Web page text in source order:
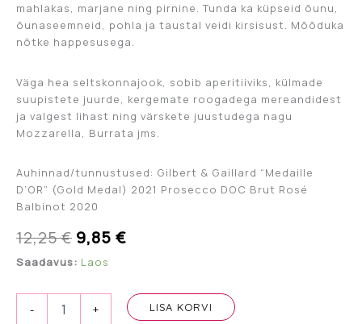
mahlakas, marjane ning pirnine. Tunda ka küpseid õunu,
õunaseemneid, pohla ja taustal veidi kirsisust. Mõõduka
nõtke happesusega.
Väga hea seltskonnajook, sobib aperitiiviks, külmade
suupistete juurde, kergemate roogadega mereandidest
ja valgest lihast ning värskete juustudega nagu
Mozzarella, Burrata jms.
Auhinnad/tunnustused: Gilbert & Gaillard “Medaille
D’OR” (Gold Medal) 2021 Prosecco DOC Brut Rosé
Balbinot 2020
12,25€ Algne
hind
12,25 €.
9,85 €
9,85 €.
Saadavus: Laos
- + LISA KORVI